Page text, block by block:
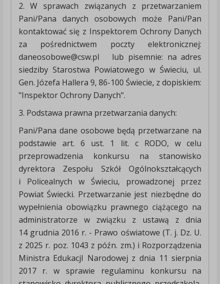
2. W sprawach związanych z przetwarzaniem
Pani/Pana danych osobowych może Pani/Pan
kontaktować się z Inspektorem Ochrony Danych
za pośrednictwem poczty elektronicznej:
daneosobowe@csw.pl lub pisemnie: na adres
siedziby Starostwa Powiatowego w Świeciu, ul.
Gen. Józefa Hallera 9, 86-100 Świecie, z dopiskiem:
"Inspektor Ochrony Danych".
3. Podstawa prawna przetwarzania danych:
Pani/Pana dane osobowe będą przetwarzane na
podstawie art. 6 ust. 1 lit. c RODO, w celu
przeprowadzenia konkursu na stanowisko
dyrektora Zespołu Szkół Ogólnokształcących
i Policealnych w Świeciu, prowadzonej przez
Powiat Świecki. Przetwarzanie jest niezbędne do
wypełnienia obowiązku prawnego ciążącego na
administratorze w związku z ustawą z dnia
14 grudnia 2016 r. - Prawo oświatowe (T. j. Dz. U.
z 2025 r. poz. 1043 z późn. zm.) i Rozporządzenia
Ministra EdukacjI Narodowej z dnia 11 sierpnia
2017 r. w sprawie regulaminu konkursu na